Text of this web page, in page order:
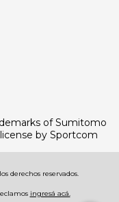
of Sumitomo
by Sportcom
derechos reservados.
ingresá acá.